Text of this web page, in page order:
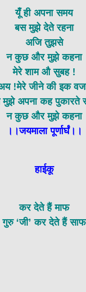
यूँ ही अपना समय
बस मुझे देते रहना
अजि तुझसे
न कुछ और मुझे कहना
मेरे शाम औ सुबह !
!मेरे जीने की इक
अपना कह पुकारते
न कुछ और मुझे कहना
।।जयमाला पूर्णार्घं।।
हाईकू
कर देते हैं माफ
गुरु ‘जी’ कर देते हैं साफ